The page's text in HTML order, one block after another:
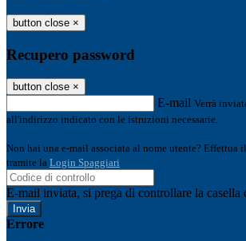
button close ×
Recupero password
button close ×
E-mail Verrà
all'indirizzo indicato con le istruzioni necessarie.
Non hai una e-mail associata al nome utente? Effettua
tramite la Login Spaggiari
E-mail inviata, si prega di controllare la casella
Errore